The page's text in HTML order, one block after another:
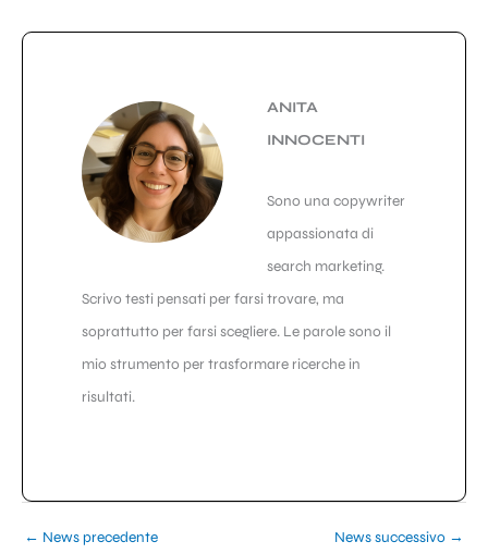
ANITA
INNOCENTI
Sono una copywriter
appassionata di
search marketing.
Scrivo testi pensati per farsi trovare, ma
soprattutto per farsi scegliere. Le parole sono il
mio strumento per trasformare ricerche in
risultati.
← News precedente News successivo →